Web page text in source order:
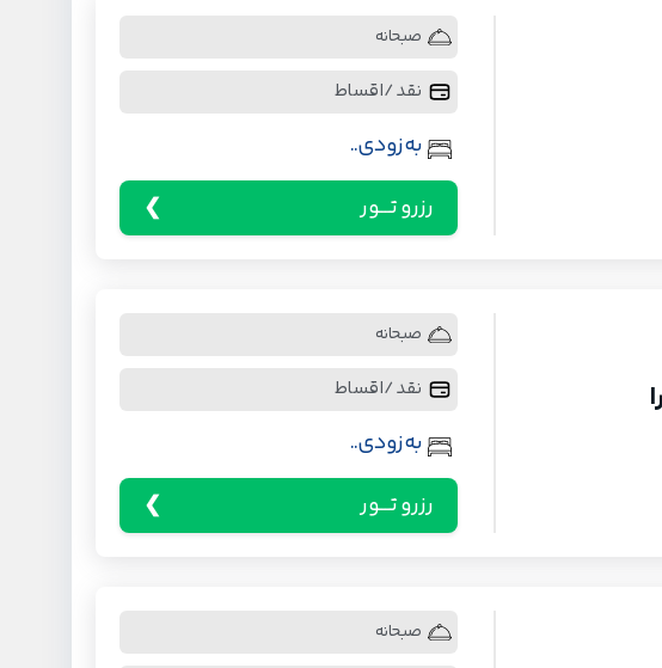
صبحانه
نقد / اقساط
به زودی..
رزرو تـــور
صبحانه
نقد / اقساط
به زودی..
رزرو تـــور
صبحانه